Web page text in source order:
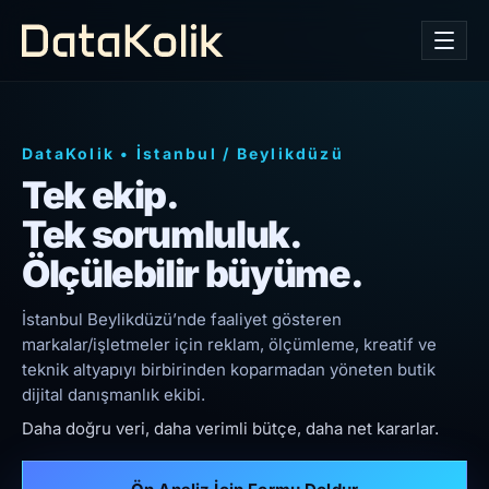
DataKolik • İstanbul / Beylikdüzü
Tek ekip.
Tek sorumluluk.
Ölçülebilir büyüme.
İstanbul Beylikdüzü’nde faaliyet gösteren
markalar/işletmeler için reklam, ölçümleme, kreatif ve
teknik altyapıyı birbirinden koparmadan yöneten butik
dijital danışmanlık ekibi.
Daha doğru veri, daha verimli bütçe, daha net kararlar.